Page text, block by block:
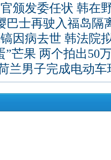
颁发委任状 韩在
巴士再驶入福岛隔
因病去世 韩法院
”芒果 两个拍出50
兰男子完成电动车